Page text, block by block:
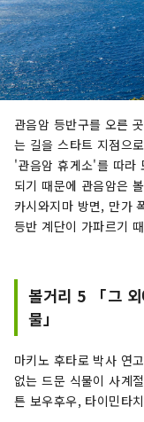
관음암 등반구를 오른
는 길을 스타트 지점으
'관음암 휴게소'를 따라
되기 때문에 관음암은
카시와지마 방면, 만가
등반 계단이 가파르기
볼거리 5 「그
물」
마키노 후타로 박사 연
없는 드문 식물이 사계
튼 보우후우, 타이민타